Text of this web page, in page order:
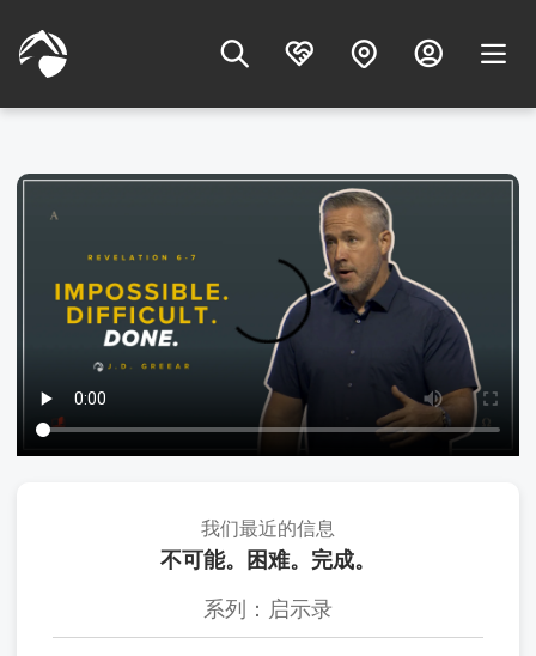
我们最近的信息
不可能。困难。完成。
系列：启示录